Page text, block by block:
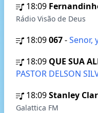
18:09
Rádio Visão de Deus
18:09067-Senor,
18:09 QUE SUA
PASTOR DELSON
18:09Stanley
Galattica FM